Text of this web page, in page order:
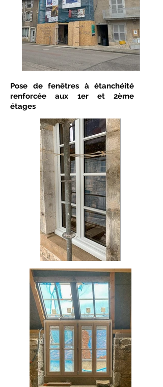
Pose de fenêtres à étanchéité
renforcée aux 1er et 2ème
étages